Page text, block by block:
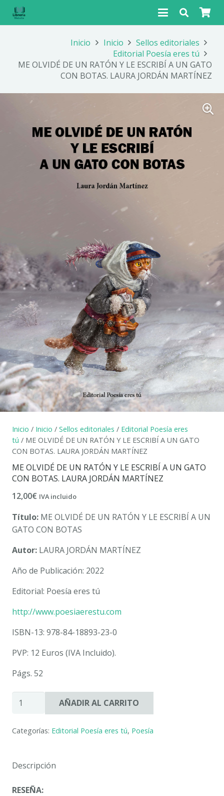
Inicio Inicio
Sellos editoriales
Editorial Poesía eres tú
ME OLVIDÉ DE UN RATÓN Y LE ESCRIBÍ A UN GATO
CON BOTAS. LAURA JORDÁN MARTÍNEZ
Inicio / Inicio / Sellos editoriales / Editorial Poesía eres
tú / ME OLVIDÉ DE UN RATÓN Y LE ESCRIBÍ A UN GATO
CON BOTAS. LAURA JORDÁN MARTÍNEZ
ME OLVIDÉ DE UN RATÓN Y LE ESCRIBÍ A UN GATO
CON BOTAS. LAURA JORDÁN MARTÍNEZ
12,00€ IVA incluido
Título: ME OLVIDÉ DE UN RATÓN Y LE ESCRIBÍ A UN
GATO CON BOTAS
Autor: LAURA JORDÁN MARTÍNEZ
Año de Publicación: 2022
Editorial: Poesía eres tú
http://www.poesiaerestu.com
ISBN-13: 978-84-18893-23-0
PVP: 12 Euros (IVA Incluido).
Págs. 52
ME
UN
Y
ESCRIBÍ
AÑADIR AL CARRITO
Categorías: Editorial Poesía eres tú, Poesía
Descripción
RESEÑA: